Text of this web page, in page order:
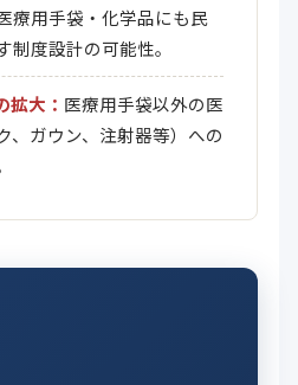
療用手袋・化学品にも民
制度設計の可能性。
拡大： 医療用手袋以外の医
、ガウン、注射器等）への